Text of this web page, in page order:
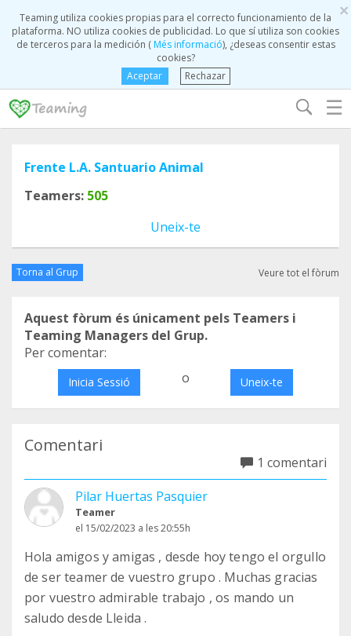
×
Teaming utiliza cookies propias para el correcto funcionamiento de la
plataforma. NO utiliza cookies de publicidad. Lo que sí utiliza son cookies
de terceros para la medición (Més informació), ¿deseas consentir estas
cookies?
Aceptar
Rechazar
☰
Frente L.A. Santuario Animal
Teamers: 505
Uneix-te
Torna al Grup Veure tot el fòrum
Aquest fòrum és únicament pels Teamers i
Teaming Managers del Grup.
Per comentar:
Inicia Sessió o Uneix-te
Comentari
1 comentari
Pilar Huertas Pasquier
Teamer
el 15/02/2023 a les 20:55h
Hola amigos y amigas , desde hoy tengo el orgullo
de ser teamer de vuestro grupo . Muchas gracias
por vuestro admirable trabajo , os mando un
saludo desde Lleida .